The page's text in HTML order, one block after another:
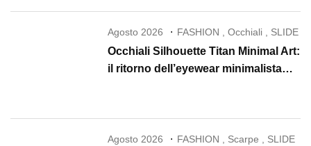
Agosto 2026 FASHION ,Occhiali SLIDE
Occhiali Silhouette Titan Minimal Art:
il ritorno dell’eyewear minimalista
Agosto 2026 FASHION , Scarpe , SLIDE